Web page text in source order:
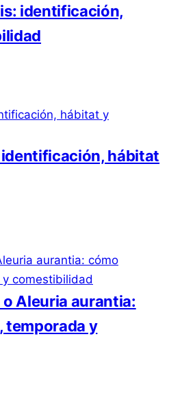
identificación,
hábitat
Aleuria aurantia:
temporada y